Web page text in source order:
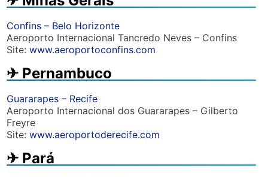
Confins – Belo Horizonte
Aeroporto Internacional Tancredo Neves – Confins
Site:www.aeroportoconfins.com
✈︎ Pernambuco
Guararapes – Recife
Aeroporto Internacional dos Guararapes – Gilberto
Freyre
Site:www.aeroportoderecife.com
✈︎ Pará